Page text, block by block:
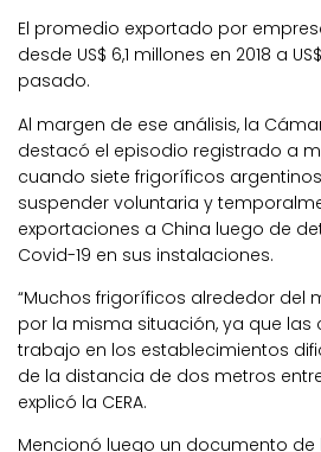
El promedio exportado por
desde US$ 6,1 millones en 2018 a
pasado.
Al margen de ese análisis, la
destacó el episodio registrado a
cuando siete frigoríficos
suspender voluntaria y
exportaciones a China luego de
Covid-19 en sus instalaciones.
“Muchos frigoríficos alrededor del
por la misma situación, ya que las
trabajo en los establecimientos
de la distancia de dos metros
explicó la CERA.
Mencionó luego un documento de